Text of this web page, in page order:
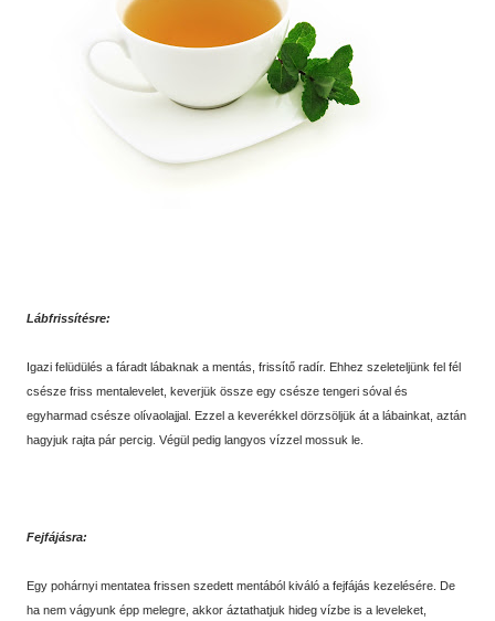
Lábfrissítésre:
Igazi felüdülés a fáradt lábaknak a mentás, frissítő radír. Ehhez szeleteljünk fel fél
csésze friss mentalevelet, keverjük össze egy csésze tengeri sóval és
egyharmad csésze olívaolajjal. Ezzel a keverékkel dörzsöljük át a lábainkat, aztán
hagyjuk rajta pár percig. Végül pedig langyos vízzel mossuk le.
Fejfájásra:
Egy pohárnyi mentatea frissen szedett mentából kiváló a fejfájás kezelésére. De
ha nem vágyunk épp melegre, akkor áztathatjuk hideg vízbe is a leveleket,